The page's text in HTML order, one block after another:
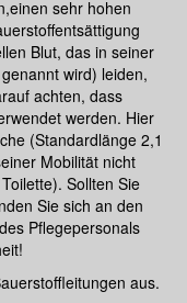
sehr hohen
Blut, das in seiner
wird) leiden,
achten, dass
werden. Hier
(Standardlänge 2,1
Mobilität nicht
Sollten Sie
Sie sich an den
Pflegepersonals
aus.